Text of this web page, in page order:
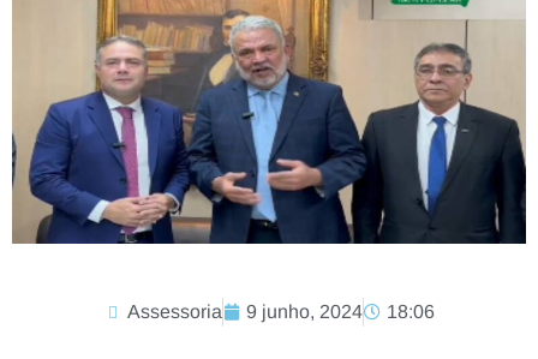
Assessoria 9 junho, 2024 18:06